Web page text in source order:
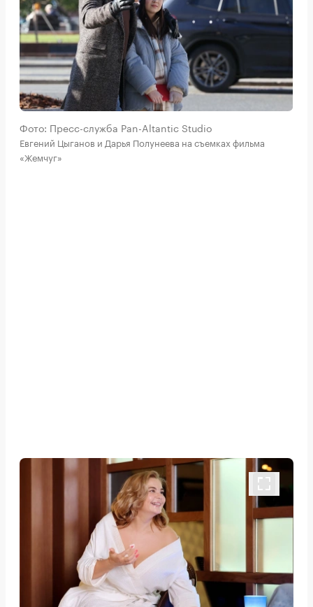
Фото: Пресс-служба Pan-Altantic Studio
Евгений Цыганов и Дарья Полунеева на съемках фильма
«Жемчуг»